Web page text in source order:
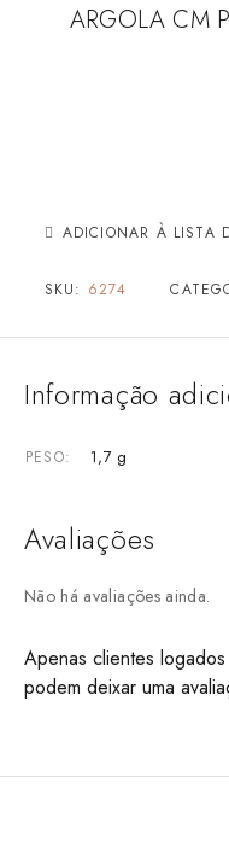
ARGOLA CM
ADICIONAR À LISTA
SKU: 6274
Informação
PESO 1,7 g
Avaliações
Não há avaliações ainda.
Apenas clientes
podem deixar uma